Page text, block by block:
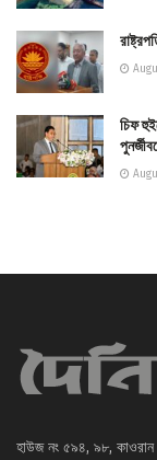
চিফ
হাউজ নং ৫৯৪, ৯৮, কাওরান